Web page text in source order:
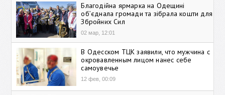
Благодійна ярмарка на Одещині
об’єднала громади та зібрала кошти для
Збройних Сил
02 мар, 12:01
В Одесском ТЦК заявили, что мужчина с
окровавленным лицом нанес себе
самоувечье
12 фев, 00:09